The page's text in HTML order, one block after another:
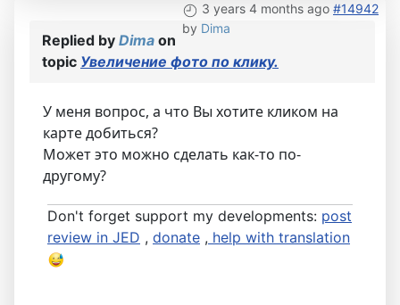
3 years 4 months ago #14942
by Dima
Replied by Dima on
topic Увеличение фото по клику.
У меня вопрос, а что Вы хотите кликом на
карте добиться?
Может это можно сделать как-то по-
другому?
Don't forget support my developments: post
review in JED , donate , help with translation